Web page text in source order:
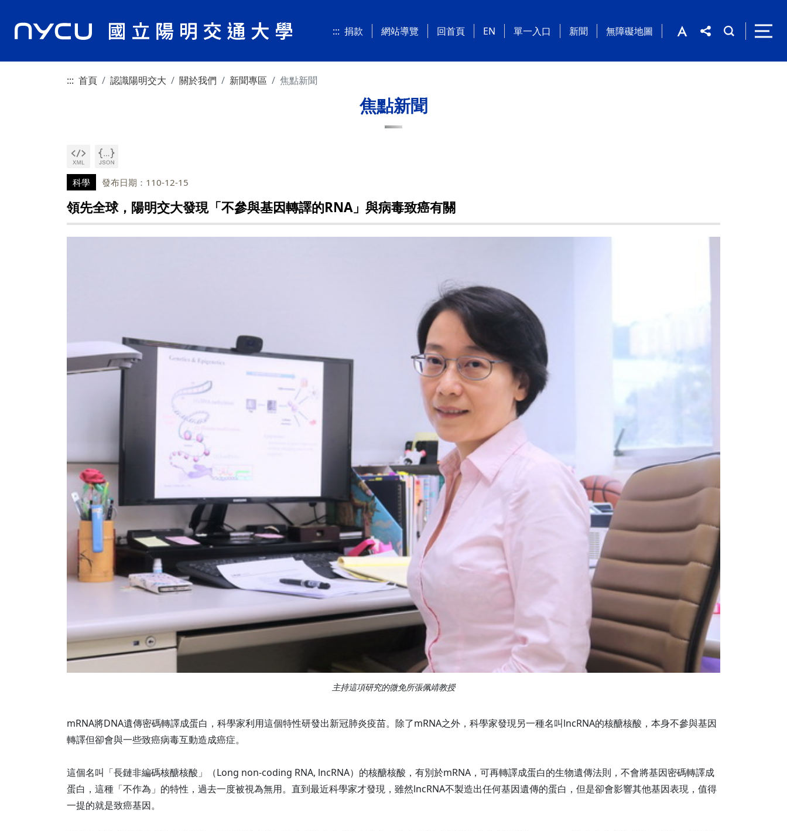
::: 捐款 網站導覽 回首頁 EN 單一入口 新聞 無障礙地圖
::: 首頁 認識陽明交大 關於我們 新聞專區 焦點新聞
焦點新聞
科學 發布日期：110-12-15
領先全球，陽明交大發現「不參與基因轉譯的RNA」與病毒致癌有關
主持這項研究的微免所張佩靖教授
mRNA將DNA遺傳密碼轉譯成蛋白，科學家利用這個特性研發出新冠肺炎疫苗。除了mRNA之外，科學家發現另一種名叫lncRNA的核醣核酸，本身不參與基因
轉譯但卻會與一些致癌病毒互動造成癌症。
這個名叫「長鏈非編碼核醣核酸」（Long non-coding RNA, lncRNA）的核醣核酸，有別於mRNA，可再轉譯成蛋白的生物遺傳法則，不會將基因密碼轉譯成
蛋白，這種「不作為」的特性，過去一度被視為無用。直到最近科學家才發現，雖然lncRNA不製造出任何基因遺傳的蛋白，但是卻會影響其他基因表現，值得
一提的就是致癌基因。